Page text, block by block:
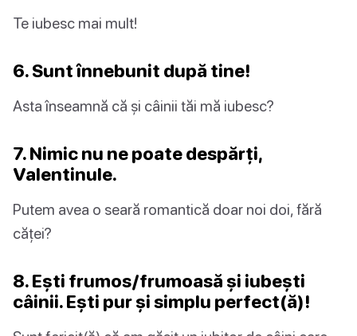
Te iubesc mai mult!
6. Sunt înnebunit după tine!
Asta înseamnă că și câinii tăi mă iubesc?
7. Nimic nu ne poate despărți,
Valentinule.
Putem avea o seară romantică doar noi doi, fără
căței?
8. Ești frumos/frumoasă și iubești
câinii. Ești pur și simplu perfect(ă)!